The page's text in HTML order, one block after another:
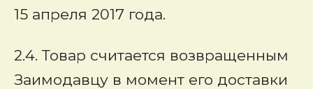
15 апреля 2017 года.
2.4. Товар считается возвращенным
Заимодавцу в момент его доставки